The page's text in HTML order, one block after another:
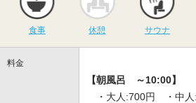
食事 休憩 サウナ
料金
【朝風呂 ～10:00】
・大人:700円 ・中